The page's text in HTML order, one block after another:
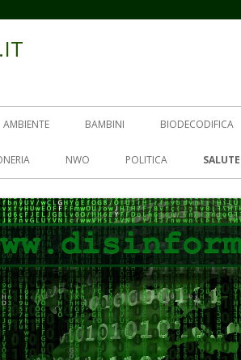
AMBIENTE BAMBINI BIODECODIFICA
NWO POLITICA SALUTE